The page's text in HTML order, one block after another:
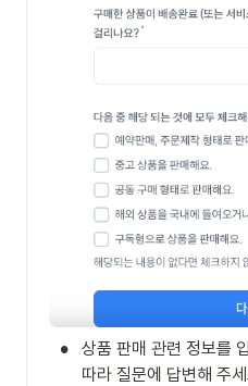
•
상품 판매 관련 정보를
따라 질문에 답변해 주